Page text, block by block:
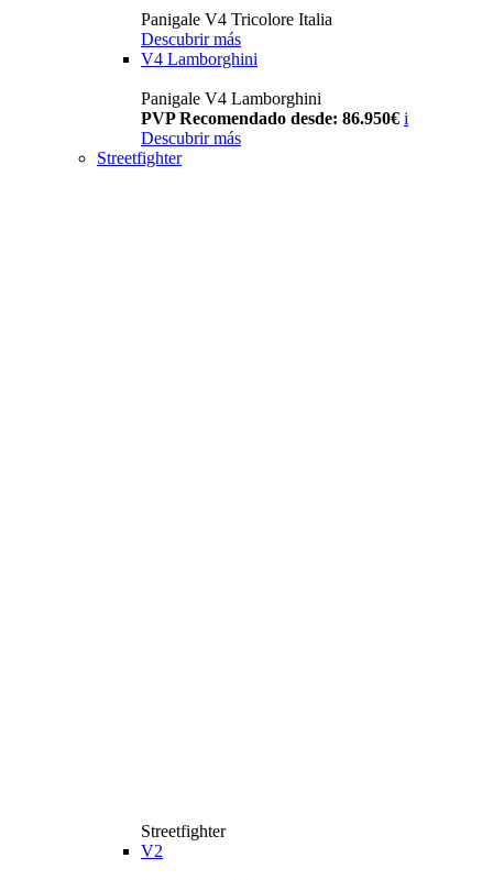
Panigale V4 Tricolore Italia
Descubrir más
V4 Lamborghini
Panigale V4 Lamborghini
PVP Recomendado desde: 86.950€ i
Descubrir más
Streetfighter
Streetfighter
V2